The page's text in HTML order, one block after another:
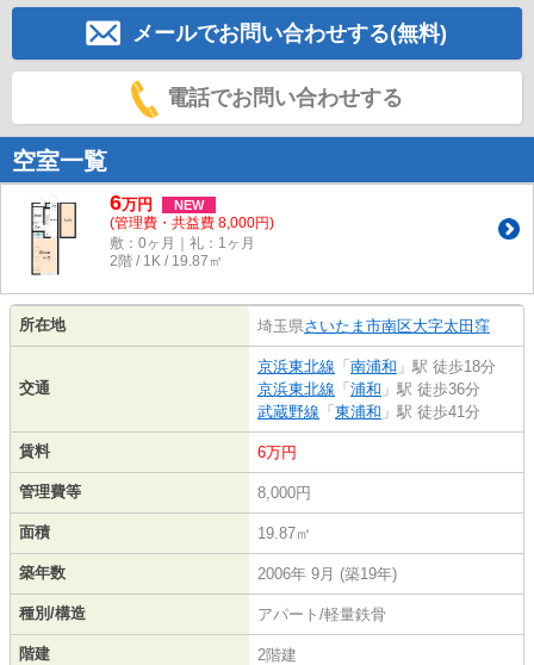
メールでお問い合わせする(無料)
電話でお問い合わせする
空室一覧
6万円 NEW
(管理費・共益費 8,000円)
敷：0ヶ月｜礼：1ヶ月
2階 / 1K / 19.87㎡
所在地 埼玉県さいたま市南区大字太田窪
交通
京浜東北線 「南浦和 」駅 徒歩18分
京浜東北線 「浦和 」駅 徒歩36分
武蔵野線 「東浦和 」駅 徒歩41分
賃料 6万円
管理費等 8,000円
面積 19.87㎡
築年数 2006年 9月 (築19年)
種別/構造 アパート/軽量鉄骨
階建 2階建